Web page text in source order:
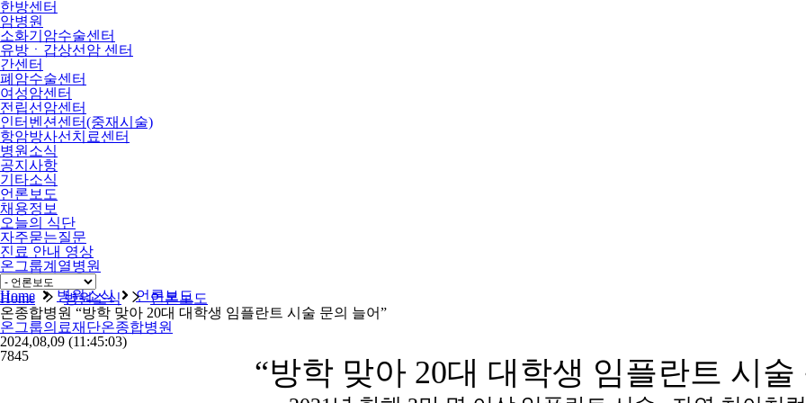
한방센터
암병원
소화기암수술센터
유방ㆍ갑상선암 센터
간센터
폐암수술센터
여성암센터
전립선암센터
인터벤션센터(중재시술)
항암방사선치료센터
병원소식
공지사항
기타소식
언론보도
채용정보
오늘의 식단
자주묻는질문
진료 안내 영상
온그룹계열병원
비급여
Home
병원소식 언론보도
Home 병원소식
언론보도
온종합병원 “방학 맞아 20대 대학생 임플란트 시술 문의 늘어”
온그룹의료재단온종합병원
2024,08,09 (11:45:03)
7845
“방학 맞아 20대 대학생 임플란트 시술